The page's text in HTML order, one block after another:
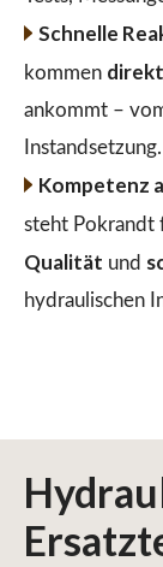
Schnelle
kommen
ankommt –
Instandsetzung.
Kompetenz
steht Pokrandt
Qualität und
hydraulischen